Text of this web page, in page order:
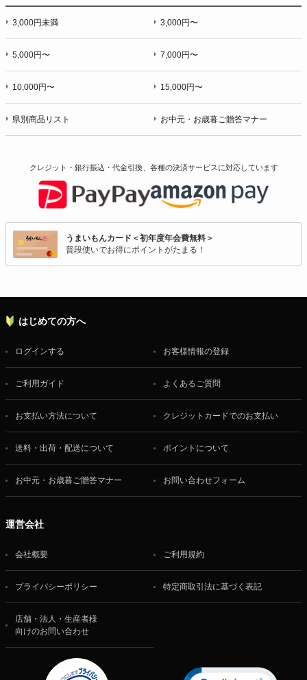
3,000円未満 3,000円〜
5,000円〜 7,000円〜
10,000円〜 15,000円〜
県別商品リスト お中元・お歳暮ご贈答マナー
クレジット・銀行振込・代金引換、各種の決済サービスに対応しています
うまいもんカード＜初年度年会費無料＞
普段使いでお得にポイントがたまる！
はじめての方へ
ログインする お客様情報の登録
ご利用ガイド よくあるご質問
お支払い方法について クレジットカードでのお支払い
送料・出荷・配送について ポイントについて
お中元・お歳暮ご贈答マナー お問い合わせフォーム
運営会社
会社概要 ご利用規約
プライバシーポリシー 特定商取引法に基づく表記
店舗・法人・生産者様
向けのお問い合わせ